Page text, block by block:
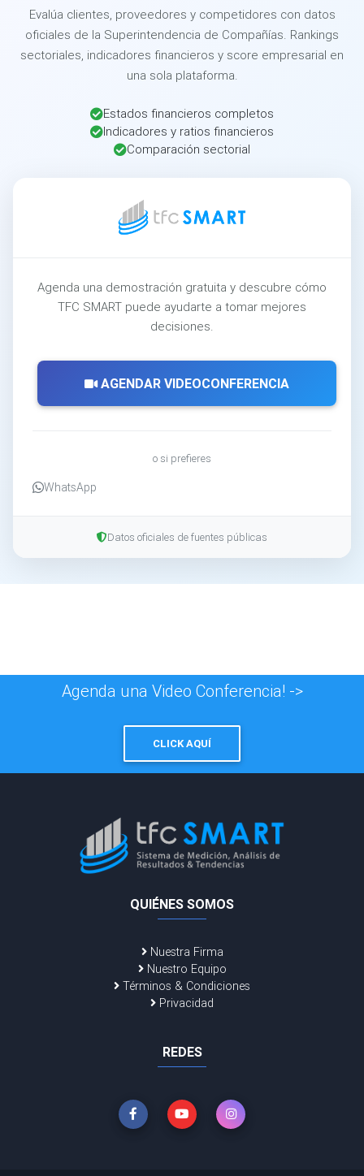
Evalúa clientes, proveedores y competidores con datos
oficiales de la Superintendencia de Compañías. Rankings
sectoriales, indicadores financieros y score empresarial en
una sola plataforma.
Estados financieros completos
Indicadores y ratios financieros
Comparación sectorial
Agenda una demostración gratuita y descubre cómo
TFC SMART puede ayudarte a tomar mejores
decisiones.
AGENDAR VIDEOCONFERENCIA
o si prefieres
WhatsApp
Datos oficiales de fuentes públicas
Agenda una Video Conferencia! ->
CLICK AQUÍ
QUIÉNES SOMOS
Nuestra Firma
Nuestro Equipo
Términos & Condiciones
Privacidad
REDES